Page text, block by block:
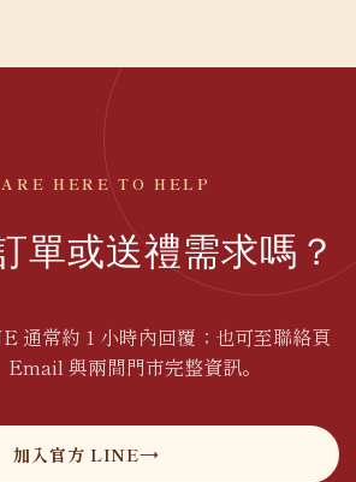
HERE TO HELP
單或送禮需求嗎？
通常約 1 小時內回覆；也可至聯絡頁
與兩間門市完整資訊。
加入官方 LINE